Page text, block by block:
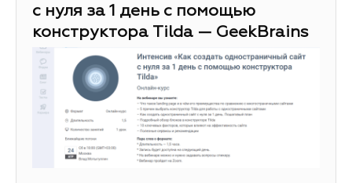
с нуля за 1 день с помощью
конструктора Tilda — GeekBrains